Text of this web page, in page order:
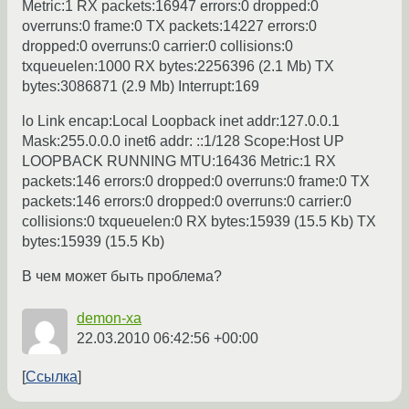
Metric:1 RX packets:16947 errors:0 dropped:0
overruns:0 frame:0 TX packets:14227 errors:0
dropped:0 overruns:0 carrier:0 collisions:0
txqueuelen:1000 RX bytes:2256396 (2.1 Mb) TX
bytes:3086871 (2.9 Mb) Interrupt:169
lo Link encap:Local Loopback inet addr:127.0.0.1
Mask:255.0.0.0 inet6 addr: ::1/128 Scope:Host UP
LOOPBACK RUNNING MTU:16436 Metric:1 RX
packets:146 errors:0 dropped:0 overruns:0 frame:0 TX
packets:146 errors:0 dropped:0 overruns:0 carrier:0
collisions:0 txqueuelen:0 RX bytes:15939 (15.5 Kb) TX
bytes:15939 (15.5 Kb)
В чем может быть проблема?
demon-xa
22.03.2010 06:42:56 +00:00
Ссылка